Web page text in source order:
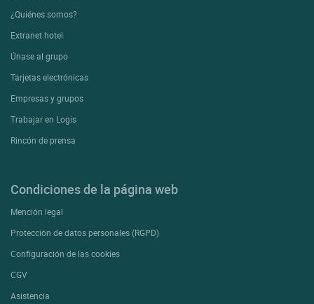
¿Quiénes somos?
Extranet hotel
Únase al grupo
Tarjetas electrónicas
Empresas y grupos
Trabajar en Logis
Rincón de prensa
Condiciones de la página web
Mención legal
Protección de datos personales (RGPD)
Configuración de las cookies
CGV
Asistencia